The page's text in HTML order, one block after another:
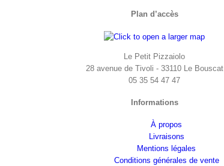
Plan d’accès
Le Petit Pizzaiolo
28 avenue de Tivoli - 33110 Le Bouscat
05 35 54 47 47
Informations
À propos
Livraisons
Mentions légales
Conditions générales de vente